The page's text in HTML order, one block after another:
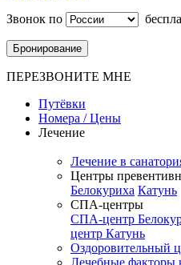
Звонок по
Бронирование
ПЕРЕЗВОНИТЕ МНЕ
Путёвки
Номера / Цены
Лечение
Лечение в
Центры
Белокуриха Катунь
СПА-центры
СПА-центр
центр Катунь
Оздоровительный